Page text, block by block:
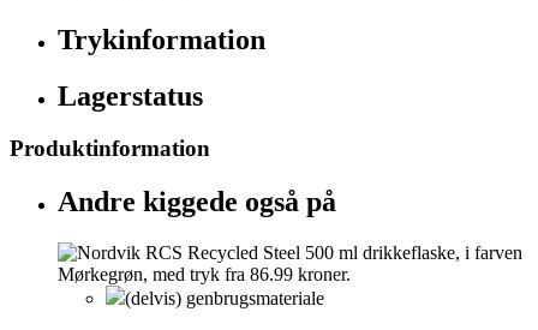
Trykinformation
Lagerstatus
Produktinformation
Andre kiggede også på
(delvis) genbrugsmateriale